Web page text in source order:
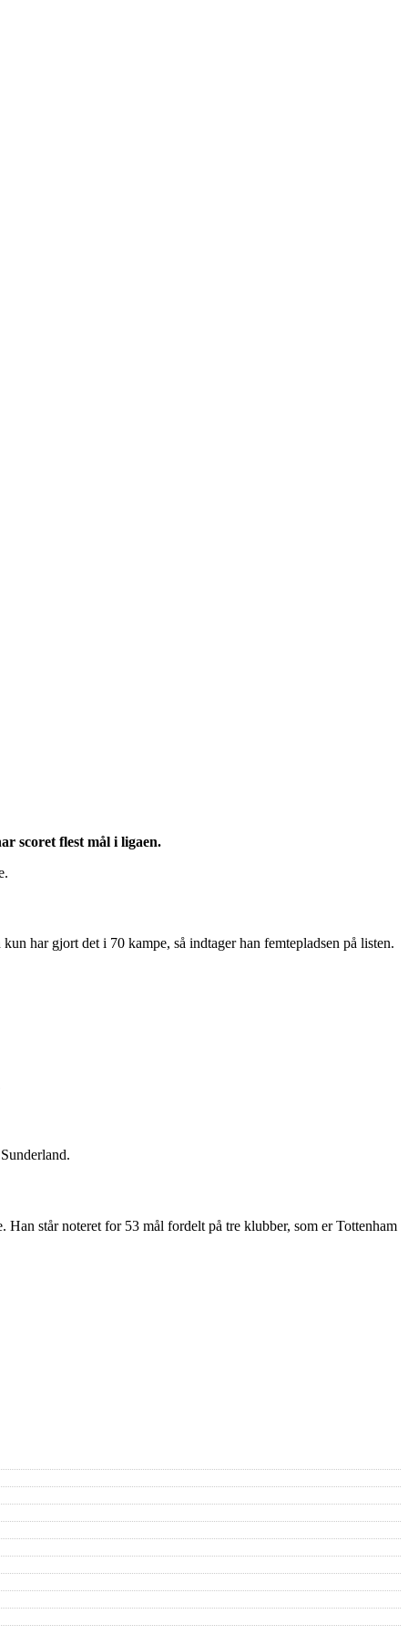
scoret flest mål i ligaen.
har gjort det i 70 kampe, så indtager han femtepladsen på listen.
står noteret for 53 mål fordelt på tre klubber, som er Tottenham